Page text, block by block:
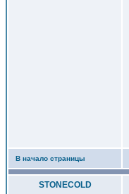
В начало страницы
STONECOLD